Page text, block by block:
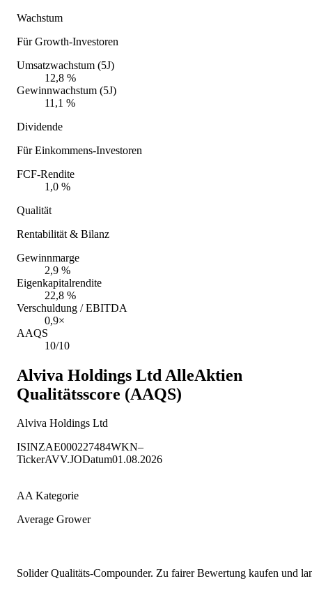
Wachstum
Für Growth-Investoren
Umsatzwachstum (5J)
12,8 %
Gewinnwachstum (5J)
11,1 %
Dividende
Für Einkommens-Investoren
FCF-Rendite
1,0 %
Qualität
Rentabilität & Bilanz
Gewinnmarge
2,9 %
Eigenkapitalrendite
22,8 %
Verschuldung / EBITDA
0,9×
AAQS
10/10
Alviva Holdings Ltd AlleAktien
Qualitätsscore (AAQS)
Alviva Holdings Ltd
ISINZAE000227484WKN–
TickerAVV.JODatum01.08.2026
AA Kategorie
Average Grower
Solider Qualitäts-Compounder. Zu fairer Bewertung kaufen und